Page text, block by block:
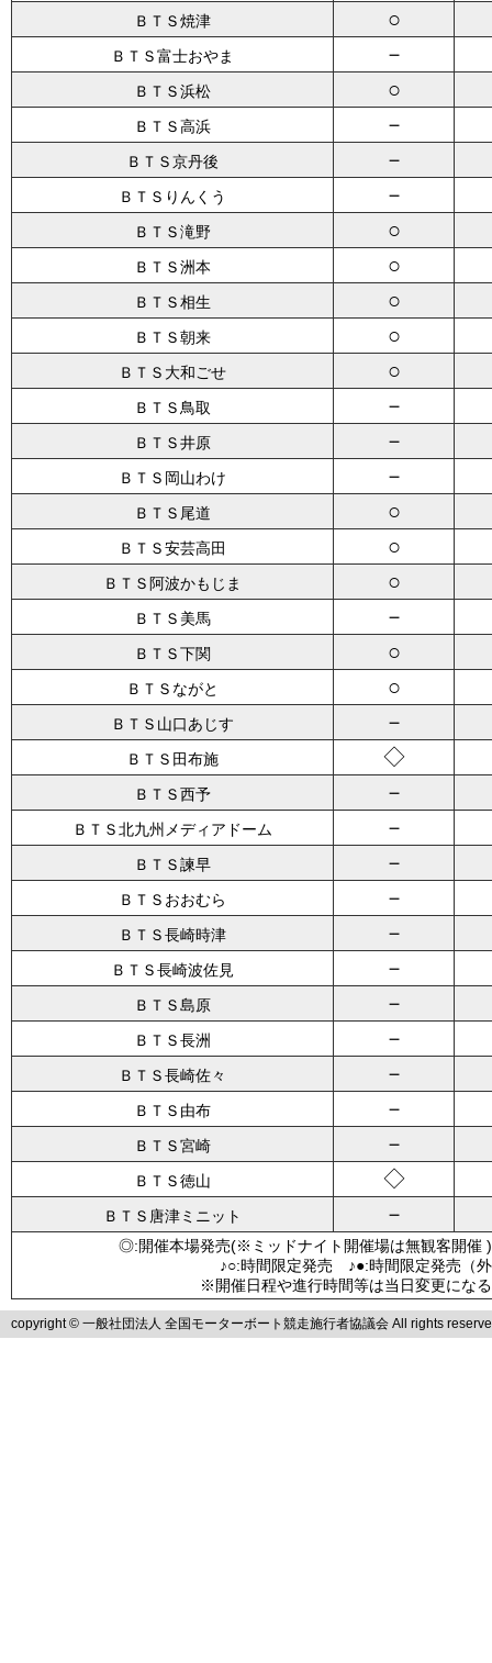
ＢＴＳ焼津 ○
ＢＴＳ富士おやま －
ＢＴＳ浜松 ○
ＢＴＳ高浜 －
ＢＴＳ京丹後 －
ＢＴＳりんくう －
ＢＴＳ滝野 ○
ＢＴＳ洲本 ○
ＢＴＳ相生 ○
ＢＴＳ朝来 ○
ＢＴＳ大和ごせ ○
ＢＴＳ鳥取 －
ＢＴＳ井原 －
ＢＴＳ岡山わけ －
ＢＴＳ尾道 ○
ＢＴＳ安芸高田 ○
ＢＴＳ阿波かもじま ○
ＢＴＳ美馬 －
ＢＴＳ下関 ○
ＢＴＳながと ○
ＢＴＳ山口あじす －
ＢＴＳ田布施 ◇
ＢＴＳ西予 －
ＢＴＳ北九州メディアドーム －
ＢＴＳ諫早 －
ＢＴＳおおむら －
ＢＴＳ長崎時津 －
ＢＴＳ長崎波佐見 －
ＢＴＳ島原 －
ＢＴＳ長洲 －
ＢＴＳ長崎佐々 －
ＢＴＳ由布 －
ＢＴＳ宮崎 －
ＢＴＳ徳山 ◇
ＢＴＳ唐津ミニット －
◎:開催本場発売(※ミッドナイト開催場は無観客
♪○:時間限定発売 ♪●:時間限定発売
※開催日程や進行時間等は当日変更にな
copyright © 一般社団法人 全国モーターボート競走施行者協議会 All rights